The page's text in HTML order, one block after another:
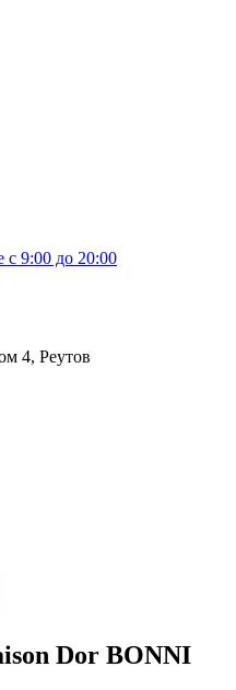
с 9:00 до 20:00
4, Реутов
Dor BONNI